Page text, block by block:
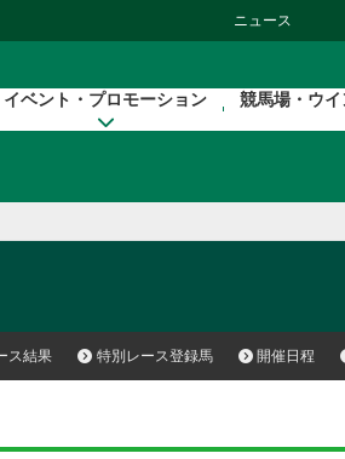
ニュース
イベント・プロモーション 競馬場・ウ
ス結果 特別レース登録馬 開催日程